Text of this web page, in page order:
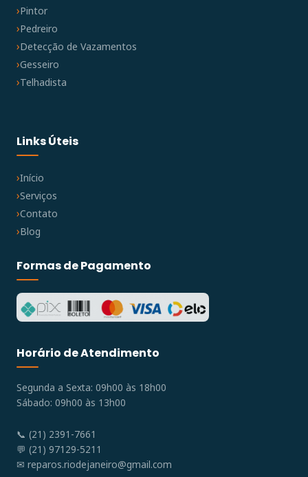
Pintor
Pedreiro
Detecção de Vazamentos
Gesseiro
Telhadista
Links Úteis
Início
Serviços
Contato
Blog
Formas de Pagamento
Horário de Atendimento
Segunda a Sexta: 09h00 às 18h00
Sábado: 09h00 às 13h00
📞 (21) 2391-7661
💬 (21) 97129-5211
✉ reparos.riodejaneiro@gmail.com